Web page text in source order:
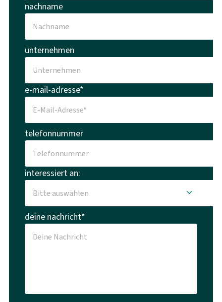
nachname
unternehmen
e-mail-adresse*
telefonnummer
interessiert an:
deine nachricht*